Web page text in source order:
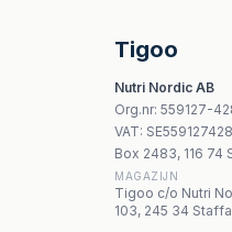
Gorvita - Pine
Yango
Yango
Yango
Tigoo
Nutri Nordic AB
Org.nr: 559127-
VAT:
Box 2483, 116 74
MAGAZIJN
Tigoo c/o Nutri
103, 245 34